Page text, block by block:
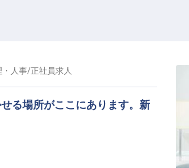
・人事/正社員求人
る場所がここにあります。新